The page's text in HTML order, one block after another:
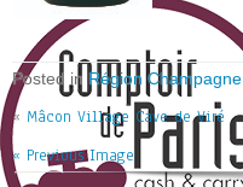
Posted in Région
« Mâcon Village Cave de Viré
« Previous Image